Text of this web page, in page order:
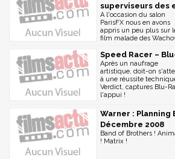
superviseurs des
A l'occasion du salon
ParisFX nous en avons
appris un peu plus sur
film malade des
Speed Racer –
Après un naufrage
artistique, doit-on
à une réussite
Verdict, captures Blu-
l'appui !
Warner : Planning
Décembre 2008
Band of Brothers !
! Matrix !